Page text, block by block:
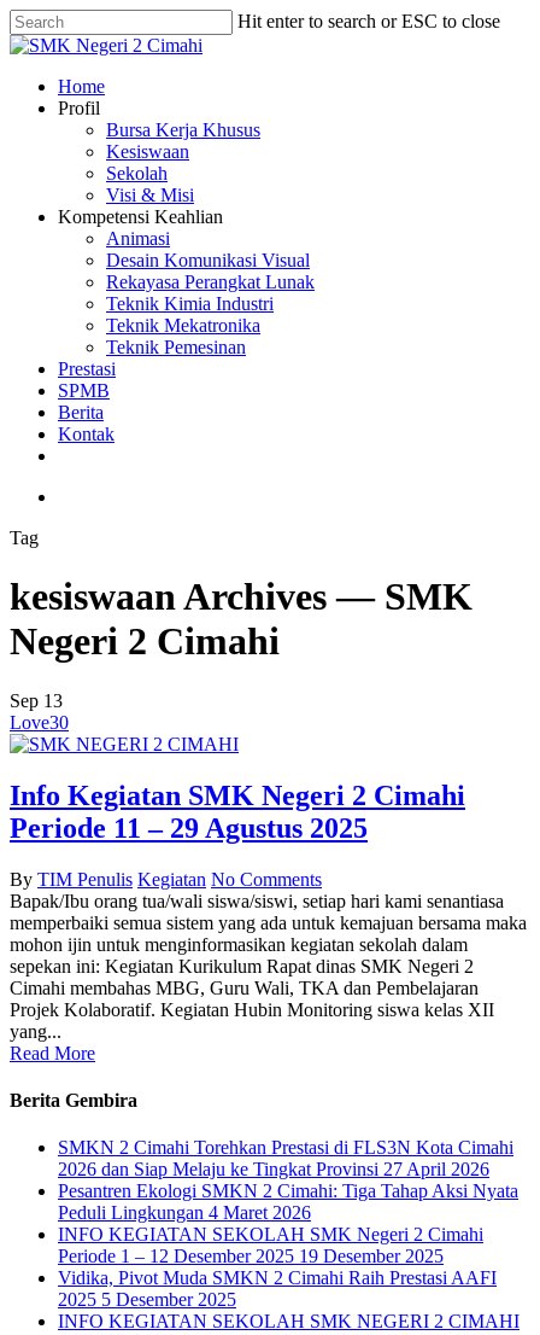
Skip
to
content
Hit enter to search or ESC to close
Close
search
Menu
Home
Profil
Bursa Kerja Khusus
Kesiswaan
Sekolah
Visi & Misi
Kompetensi Keahlian
Animasi
Desain Komunikasi Visual
Rekayasa Perangkat Lunak
Teknik Kimia Industri
Teknik Mekatronika
Teknik Pemesinan
Prestasi
SPMB
Berita
Kontak
Tag
kesiswaan Archives — SMK
Negeri 2 Cimahi
Sep 13
Love30
Info Kegiatan SMK Negeri 2 Cimahi
Periode 11 – 29 Agustus 2025
By TIM Penulis Kegiatan No Comments
Bapak/Ibu orang tua/wali siswa/siswi, setiap hari kami senantiasa
memperbaiki semua sistem yang ada untuk kemajuan bersama maka
mohon ijin untuk menginformasikan kegiatan sekolah dalam
sepekan ini: Kegiatan Kurikulum Rapat dinas SMK Negeri 2
Cimahi membahas MBG, Guru Wali, TKA dan Pembelajaran
Projek Kolaboratif. Kegiatan Hubin Monitoring siswa kelas XII
yang...
Read More
Berita Gembira
SMKN 2 Cimahi Torehkan Prestasi di FLS3N Kota Cimahi
2026 dan Siap Melaju ke Tingkat Provinsi 27 April 2026
Pesantren Ekologi SMKN 2 Cimahi: Tiga Tahap Aksi Nyata
Peduli Lingkungan 4 Maret 2026
INFO KEGIATAN SEKOLAH SMK Negeri 2 Cimahi
Periode 1 – 12 Desember 2025 19 Desember 2025
Vidika, Pivot Muda SMKN 2 Cimahi Raih Prestasi AAFI
2025 5 Desember 2025
INFO KEGIATAN SEKOLAH SMK NEGERI 2 CIMAHI